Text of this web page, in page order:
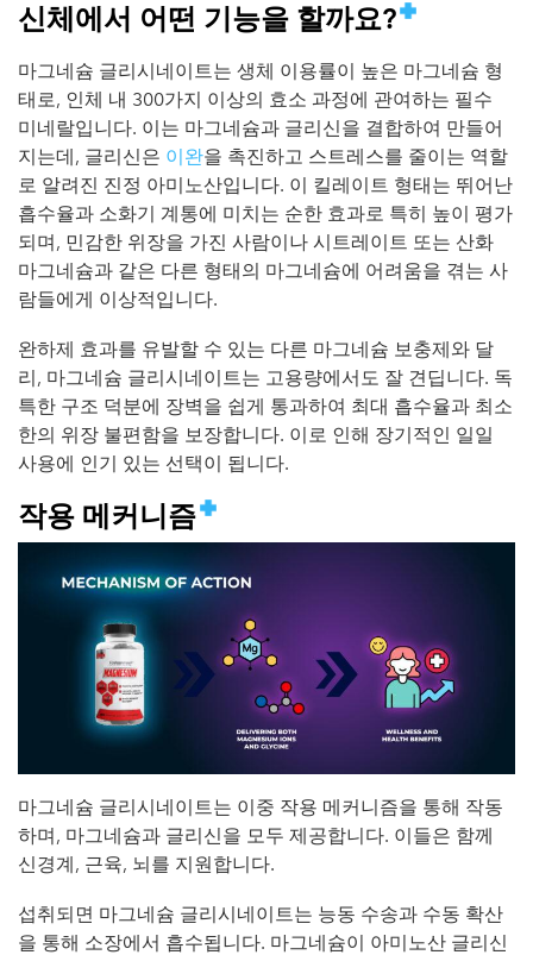
신체에서 어떤 기능을 할까요?
마그네슘 글리시네이트는 생체 이용률이 높은 마그네슘 형
태로, 인체 내 300가지 이상의 효소 과정에 관여하는 필수
미네랄입니다. 이는 마그네슘과 글리신을 결합하여 만들어
지는데, 글리신은 이완을 촉진하고 스트레스를 줄이는 역할
로 알려진 진정 아미노산입니다. 이 킬레이트 형태는 뛰어난
흡수율과 소화기 계통에 미치는 순한 효과로 특히 높이 평가
되며, 민감한 위장을 가진 사람이나 시트레이트 또는 산화
마그네슘과 같은 다른 형태의 마그네슘에 어려움을 겪는 사
람들에게 이상적입니다.
완하제 효과를 유발할 수 있는 다른 마그네슘 보충제와 달
리, 마그네슘 글리시네이트는 고용량에서도 잘 견딥니다. 독
특한 구조 덕분에 장벽을 쉽게 통과하여 최대 흡수율과 최소
한의 위장 불편함을 보장합니다. 이로 인해 장기적인 일일
사용에 인기 있는 선택이 됩니다.
작용 메커니즘
마그네슘 글리시네이트는 이중 작용 메커니즘을 통해 작동
하며, 마그네슘과 글리신을 모두 제공합니다. 이들은 함께
신경계, 근육, 뇌를 지원합니다.
섭취되면 마그네슘 글리시네이트는 능동 수송과 수동 확산
을 통해 소장에서 흡수됩니다. 마그네슘이 아미노산 글리신